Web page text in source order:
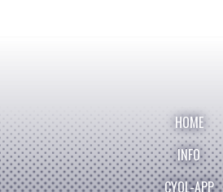
HOME
INFO
CYQL-APP